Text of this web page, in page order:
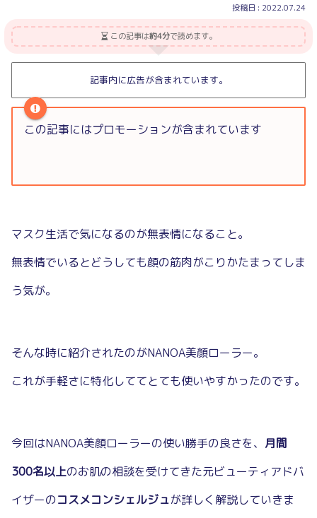
2022.07.24
この記事は約4分で読めます。
記事内に広告が含まれています。
この記事にはプロモーションが含まれています
マスク生活で気になるのが無表情になること。
無表情でいるとどうしても顔の筋肉がこりかたまってしま
う気が。
そんな時に紹介されたのがNANOA美顔ローラー。
これが手軽さに特化しててとても使いやすかったのです。
今回はNANOA美顔ローラーの使い勝手の良さを、 月間
300名以上のお肌の相談を受けてきた元ビューティアドバ
イザーのコスメコンシェルジュが詳しく解説していきま